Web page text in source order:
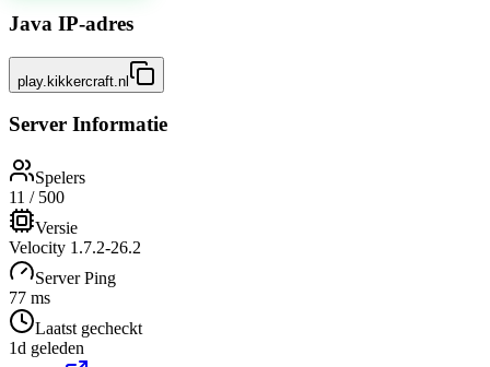
Java IP-adres
play.kikkercraft.nl
Server Informatie
Spelers
11 / 500
Versie
Velocity 1.7.2-26.2
Server Ping
77 ms
Laatst gecheckt
1d geleden